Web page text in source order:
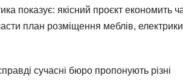
показує: якісний проєкт економить
план розміщення меблів,
сучасні бюро пропонують різні